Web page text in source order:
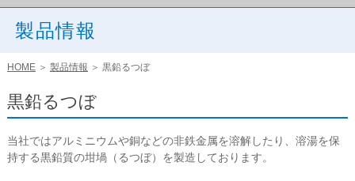
製品情報
HOME＞ 製品情報 ＞ 黒鉛るつぼ
黒鉛るつぼ
当社ではアルミニウムや銅などの非鉄金属を溶解したり、溶湯を保
持する黒鉛質の坩堝（るつぼ）を製造しております。